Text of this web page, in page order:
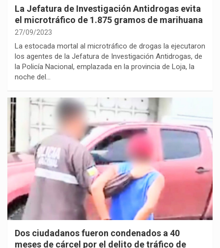
La Jefatura de Investigación Antidrogas evita
el microtráfico de 1.875 gramos de marihuana
27/09/2023
La estocada mortal al microtráfico de drogas la ejecutaron
los agentes de la Jefatura de Investigación Antidrogas, de
la Policía Nacional, emplazada en la provincia de Loja, la
noche del…
Dos ciudadanos fueron condenados a 40
meses de cárcel por el delito de tráfico de